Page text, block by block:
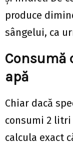
produce
sângelui, ca
apă
Chiar dacă
consumi 2 litri
calcula exact